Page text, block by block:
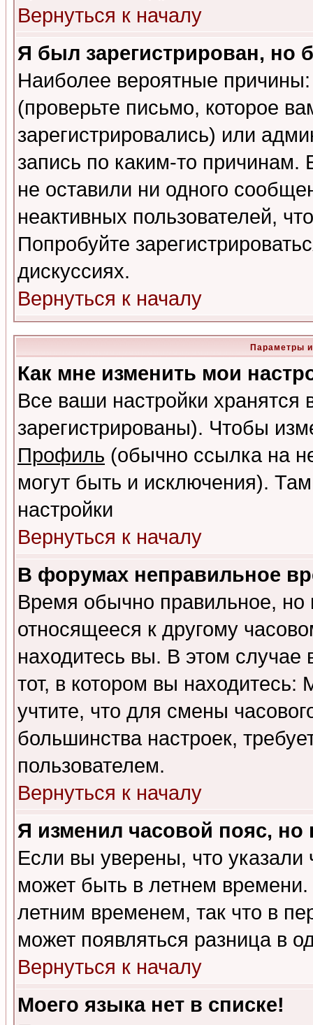
Вернуться к началу
Я был зарегистрирован, но
Наиболее вероятные
(проверьте письмо, которое
зарегистрировались) или
запись по каким-то
не оставили ни одного
неактивных пользователей,
Попробуйте
дискуссиях.
Вернуться к началу
Параметры
Как мне изменить мои
Все ваши настройки
зарегистрированы). Чтобы
Профиль (обычно ссылка на
могут быть и исключения).
настройки
Вернуться к началу
В форумах неправильное
Время обычно правильное,
относящееся к другому
находитесь вы. В этом
тот, в котором вы
учтите, что для смены
большинства настроек,
пользователем.
Вернуться к началу
Я изменил часовой пояс,
Если вы уверены, что указали
может быть в летнем
летним временем, так что в
может появляться разница в
Вернуться к началу
Моего языка нет в списке!